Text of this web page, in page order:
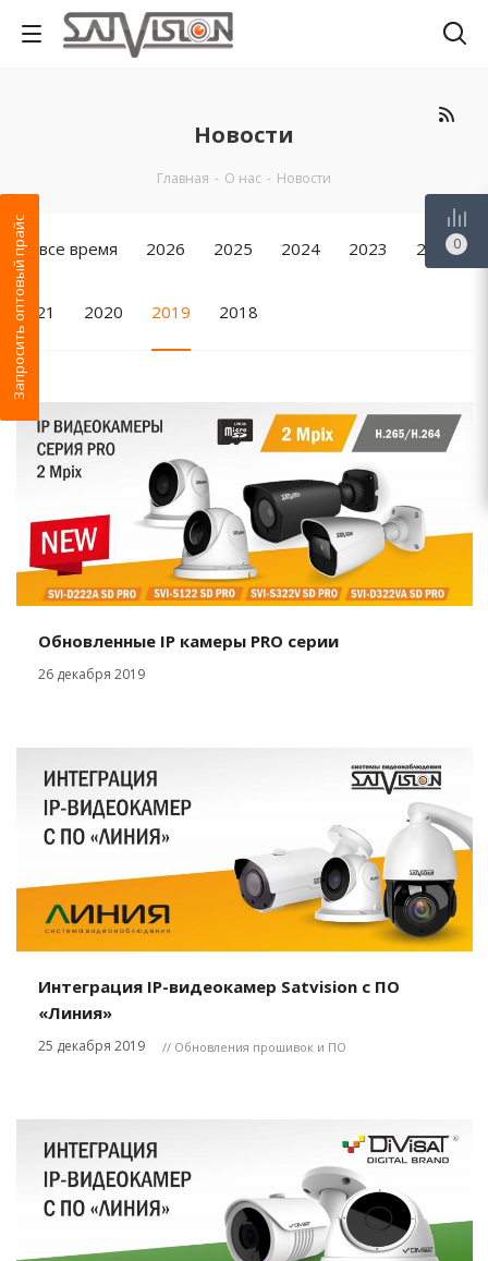
Новости
Главная - О нас - Новости
За все время 2026 2025 2024 2023 2022
2021 2020 2019 2018
Обновленные IP камеры PRO серии
26 декабря 2019
Интеграция IP-видеокамер Satvision с ПО
«Линия»
25 декабря 2019 // Обновления прошивок и ПО
Запросить оптовый прайс 0